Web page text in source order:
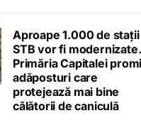
Aproape 1.000 de stații
STB vor fi modernizate.
Primăria Capitalei
adăposturi care
protejează mai bine
călătorii de caniculă